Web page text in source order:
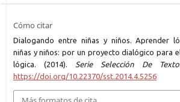
Cómo citar
Dialogando entre niñas y niños. Aprender
niñas y niños: por un proyecto dialógico para
lógica. (2014).
Serie Selección De
https://doi.org/10.22370/sst.2014.4.5256